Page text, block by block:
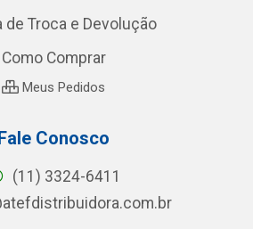
de Troca e Devolução
Como Comprar
Meus Pedidos
Conosco
(11) 3324-6411